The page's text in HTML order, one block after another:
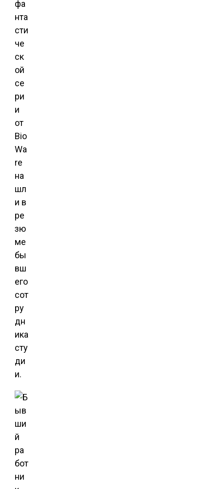
фа
нта
сти
че
ск
ой
се
ри
и
от
Bio
Wa
re
на
шл
и в
ре
зю
ме
бы
вш
его
сот
ру
дн
ика
сту
ди
и.